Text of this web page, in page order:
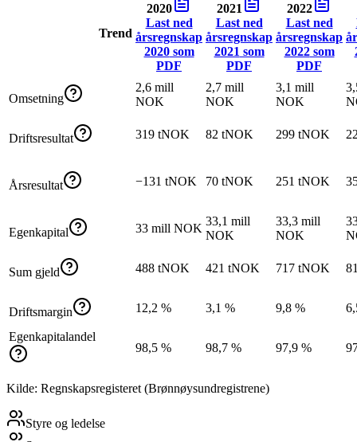
Trend
2020
Last ned
årsregnskap
2020som
PDF
2021
Last ned
årsregnskap
2021 som
PDF
2022
Last ned
årsregnskap
2022som
PDF
Omsetning
2,6 mill
NOK
2,7 mill
NOK
3,1 mill
NOK
Driftsresultat 319 tNOK 82 tNOK 299 tNOK
Årsresultat −131 tNOK 70 tNOK 251 tNOK
Egenkapital 33 mill NOK
33,1 mill
NOK
33,3 mill
NOK
Sum gjeld 488 tNOK 421 tNOK 717 tNOK
Driftsmargin 12,2 % 3,1 % 9,8 %
Egenkapitalandel
98,5 %
98,7 % 97,9 %
Kilde: Regnskapsregisteret (Brønnøysundregistrene)
Styre og ledelse